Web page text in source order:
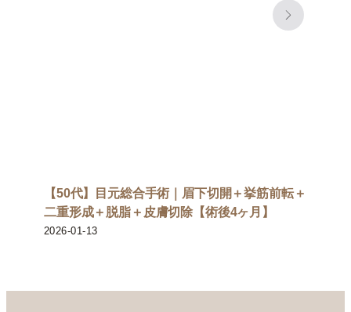
【50代】目元総合手術｜眉下切開＋挙筋前転＋
二重形成＋脱脂＋皮膚切除【術後4ヶ月】
2026-01-13